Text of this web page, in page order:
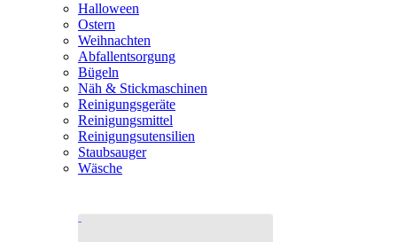
Halloween
Ostern
Weihnachten
Abfallentsorgung
Bügeln
Näh & Stickmaschinen
Reinigungsgeräte
Reinigungsmittel
Reinigungsutensilien
Staubsauger
Wäsche